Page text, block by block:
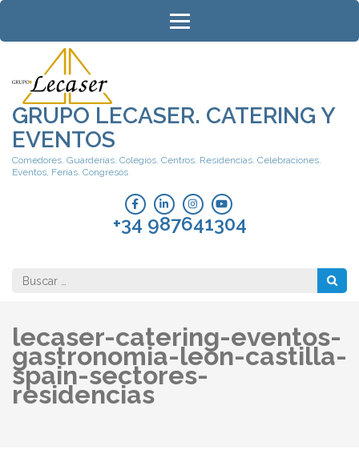
Saltar
contenido
(presiona
tecla
Intro)
GRUPO LECASER. CATERING Y
EVENTOS
Comedores. Guarderías. Colegios. Centros. Residencias. Celebraciones.
Eventos, Ferias. Congresos
+34 987641304
Buscar:
lecaser-catering-eventos-
gastronomia-leon-castilla-
spain-sectores-
residencias